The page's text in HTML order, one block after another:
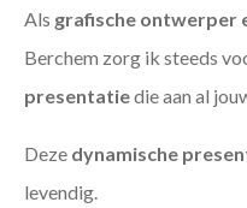
Als grafische ontwerper
Berchem zorg ik steeds
presentatiedie aan al
Deze dynamische
levendig.